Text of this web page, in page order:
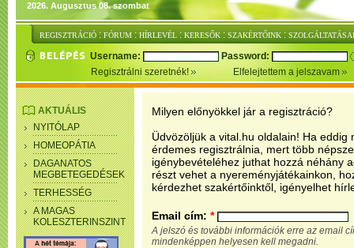
2026. Augusztus 08. szombat
REGISZTRÁCIÓ : FÓRUM : HÍRLEVÉL : KERESŐK : SZAKÉRTŐINK :
Username:
Password:
Regisztrálni szeretnék!
Elfelejtettem a jelszavam
AKTUÁLIS
NYITÓLAP
HOMEOPÁTIA
DAGANATOS
MEGBETEGEDÉSEK
TERHESSÉG
A MAGAS
KOLESZTERINSZINT
Milyen előnyökkel jár a regisztráció?
Üdvözöljük a vital.hu oldalain! Ha eddig
érdemes regisztrálnia, mert több
igénybevételéhez juthat hozzá néhány
részt vehet a nyereményjátékainkon,
kérdezhet szakértőinktől, igényelhet
Email cím: *
A jelszó és további információk erre az email
mindenképpen helyesen kell megadni.